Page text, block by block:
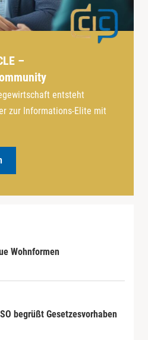
–
entsteht
zur Informations-Elite mit
Wohnformen
begrüßt Gesetzesvorhaben